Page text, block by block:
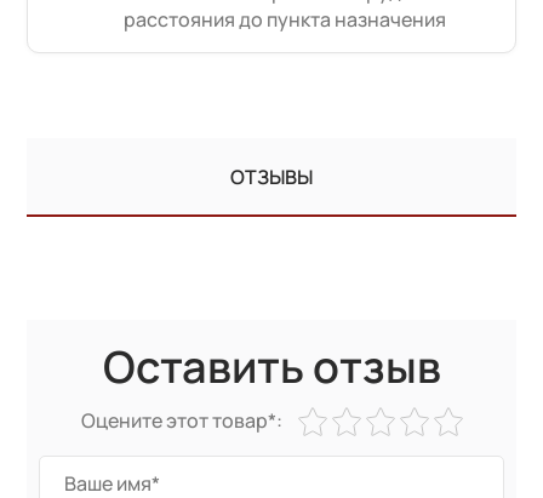
расстояния до пункта назначения
ОТЗЫВЫ
Оставить отзыв
Оцените этот товар*: